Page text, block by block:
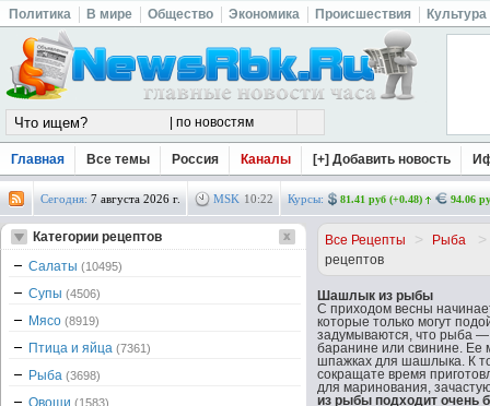
Политика В мире Общество Экономика Происшествия Культура
Главная Все темы Россия Каналы [+] Добавить новость
Сегодня: 7 августа 2026 г. MSK 10:22 Курсы: 81.41 руб (+0.48) 94.06
Все Рецепты > Рыба >
рецептов
Шашлык из рыбы
С приходом весны
которые только могут
задумываются, что рыба —
баранине или свинине. Ее
шпажках для шашлыка. К
сокращате время
для маринования,
из рыбы подходит очень
Категории рецептов
Салаты (10495)
Супы (4506)
Мясо (8919)
Птица и яйца (7361)
Рыба (3698)
Овощи (1583)